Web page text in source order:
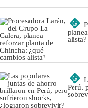
G
alista?
G
Perú,